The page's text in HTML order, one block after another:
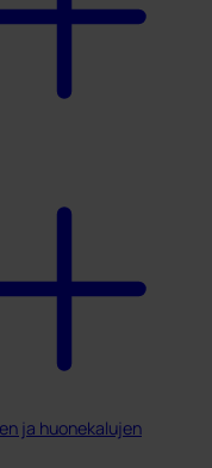
ja huonekalujen